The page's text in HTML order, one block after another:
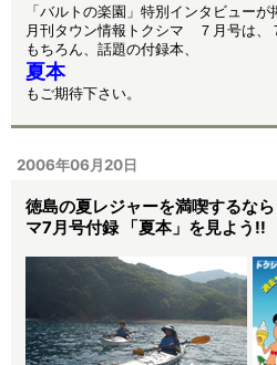
「バルトの楽園」特別インタビューが
月刊タウン情報トクシマ ７月号は、
もちろん、話題の付録本、
夏本
もご期待下さい。
2006年06月20日
徳島の夏レジャーを満喫するな
マ7月号付録 「夏本」を見よう!!